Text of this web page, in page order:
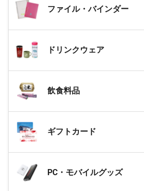
ファイル・バインダー
ドリンクウェア
飲食料品
ギフトカード
PC・モバイルグッズ